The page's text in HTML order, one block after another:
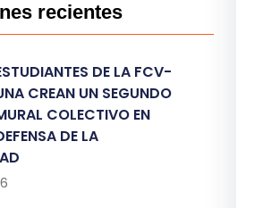
recientes
DE LA FCV-
CREAN UN SEGUNDO
COLECTIVO EN
DE LA